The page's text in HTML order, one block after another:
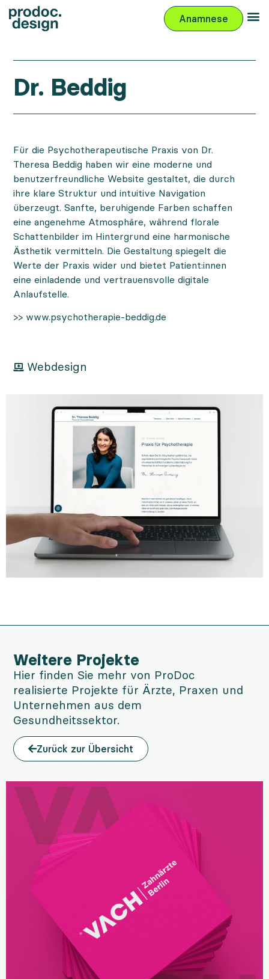
Anamnese
Dr. Beddig
Für die Psychotherapeutische Praxis von Dr.
Theresa Beddig haben wir eine moderne und
benutzerfreundliche Website gestaltet, die durch
ihre klare Struktur und intuitive Navigation
überzeugt. Sanfte, beruhigende Farben schaffen
eine angenehme Atmosphäre, während florale
Schattenbilder im Hintergrund eine harmonische
Ästhetik vermitteln. Die Gestaltung spiegelt die
Werte der Praxis wider und bietet Patient:innen
eine einladende und vertrauensvolle digitale
Anlaufstelle.
>> www.psychotherapie-beddig.de
Webdesign
Weitere Projekte
Hier finden Sie mehr von ProDoc
realisierte Projekte für Ärzte, Praxen und
Unternehmen aus dem
Gesundheitssektor.
Zurück zur Übersicht